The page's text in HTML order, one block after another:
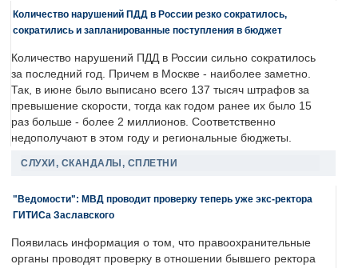
Количество нарушений ПДД в России резко сократилось,
сократились и запланированные поступления в бюджет
Количество нарушений ПДД в России сильно сократилось
за последний год. Причем в Москве - наиболее заметно.
Так, в июне было выписано всего 137 тысяч штрафов за
превышение скорости, тогда как годом ранее их было 15
раз больше - более 2 миллионов. Соответственно
недополучают в этом году и региональные бюджеты.
СЛУХИ, СКАНДАЛЫ, СПЛЕТНИ
"Ведомости": МВД проводит проверку теперь уже экс-ректора
ГИТИСа Заславского
Появилась информация о том, что правоохранительные
органы проводят проверку в отношении бывшего ректора